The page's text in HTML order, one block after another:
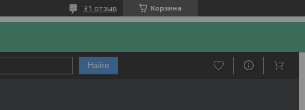
Корзина
31 отзыв
Найти